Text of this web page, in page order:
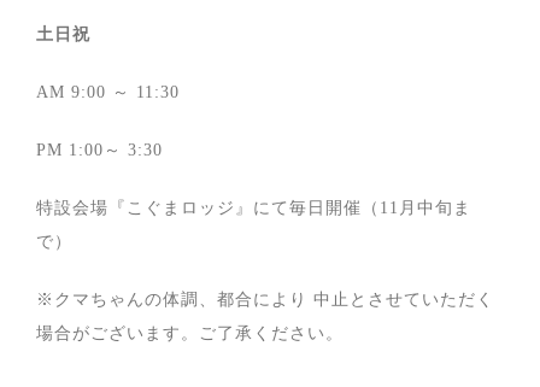
土日祝
AM 9:00 ～ 11:30
PM 1:00～ 3:30
特設会場『こぐまロッジ』にて毎日開催（11月中旬ま
で）
※クマちゃんの体調、都合により 中止とさせていただく
場合がございます。ご了承ください。